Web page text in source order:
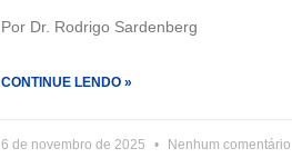
Por Dr. Rodrigo Sardenberg
CONTINUE LENDO »
6 de novembro de 2025 Nenhum comentário